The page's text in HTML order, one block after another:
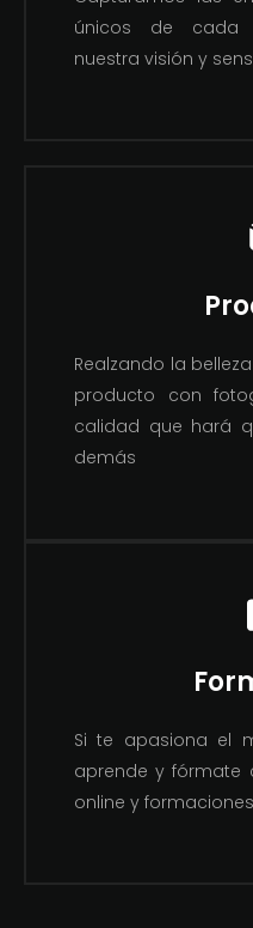
únicos de cada
nuestra visión y
Realzando la
producto con
calidad que hará
demás
Si te apasiona el
aprende y fórmate
online y